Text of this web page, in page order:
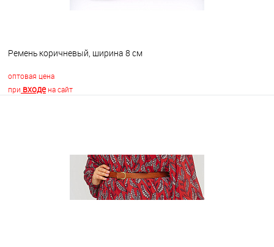
Ремень коричневый, ширина 8 см
оптовая цена
при входена сайт
В наличии